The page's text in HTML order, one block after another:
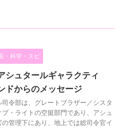
・科学・スピ
シュタールギャラクティ
ドからのメッセージ
司令部は、グレートブラザー／シスタ
・ライトの空挺部門であり、アシュ
の管理下にあり、地上では総司令官イ